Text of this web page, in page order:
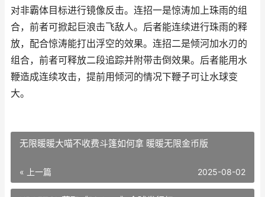
对非霸体目标进行镜像反击。连招一是惊涛加上珠雨的组
合，前者可掀起巨浪击飞敌人。后者能连续进行珠雨的释
放，配合惊涛能打出浮空的效果。连招二是倾河加水刃的
组合，前者可释放二段追踪并附带击倒效果。后者能用水
鞭造成连续攻击，提前用倾河的情况下鞭子可让水球变
大。
无限暖暖大喵不收费斗篷如何拿 暖暖无限金币版
« 上一篇 2025-08-02